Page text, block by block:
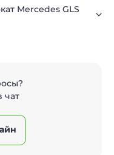
Mercedes GLS
чат